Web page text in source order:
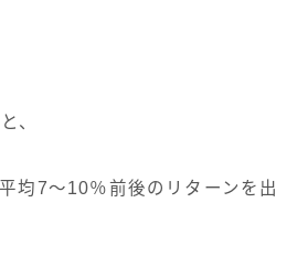
、
均7〜10％前後のリターンを出